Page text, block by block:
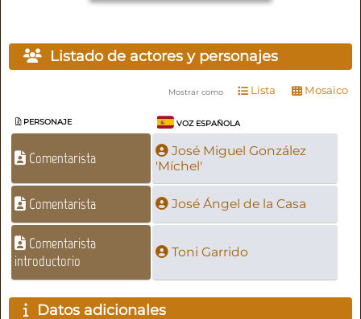
Listado de actores y personajes
Mostrar como Lista Mosaico
PERSONAJE VOZ ESPAÑOLA
Comentarista
José Miguel González
'Míchel'
Comentarista José Ángel de la Casa
Comentarista
introductorio
Toni Garrido
Datos adicionales